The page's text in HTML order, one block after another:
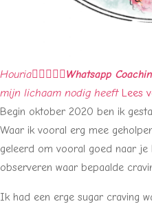
Houria    Whatsapp
mijn lichaam nodig heeftLees
Begin oktober 2020 ben ik
Waar ik vooral erg mee
geleerd om vooral goed naar je
observeren waar bepaalde
Ik had een erge sugar craving